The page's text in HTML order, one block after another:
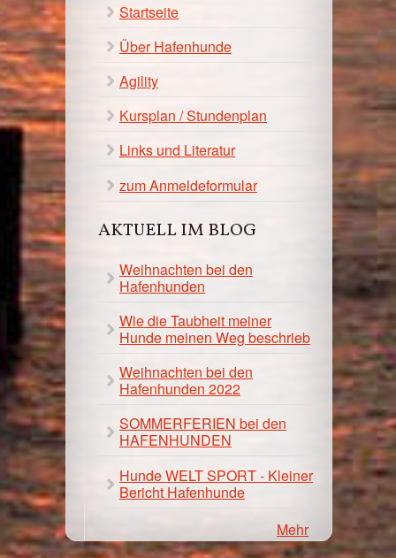
Startseite
Über Hafenhunde
Agility
Kursplan / Stundenplan
Links und Literatur
zum Anmeldeformular
AKTUELL IM BLOG
Weihnachten bei den
Hafenhunden
Wie die Taubheit meiner
Hunde meinen Weg beschrieb
Weihnachten bei den
Hafenhunden 2022
SOMMERFERIEN bei den
HAFENHUNDEN
Hunde WELT SPORT - Kleiner
Bericht Hafenhunde
Mehr